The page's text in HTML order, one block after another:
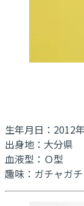
生年月日：2012
出身地：大分県
血液型：Ｏ型
趣味：ガチャガ